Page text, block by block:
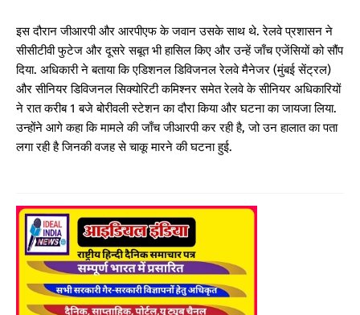
इस दौरान जीआरपी और आरपीएफ के जवान उसके साथ थे. रेलवे प्रशासन ने
सीसीटीवी फुटेज और दूसरे सबूत भी हासिल किए और उन्हें जाँच एजेंसियों को सौंप
दिया. अधिकारी ने बताया कि एडिशनल डिविजनल रेलवे मैनेजर (मुंबई सेंट्रल)
और सीनियर डिविजनल सिक्योरिटी कमिश्नर समेत रेलवे के सीनियर अधिकारियों
ने रात करीब 1 बजे बोरीवली स्टेशन का दौरा किया और घटना का जायजा लिया.
उन्होंने आगे कहा कि मामले की जाँच जीआरपी कर रही है, जो उन हालात का पता
लगा रही है जिनकी वजह से चाकू मारने की घटना हुई.